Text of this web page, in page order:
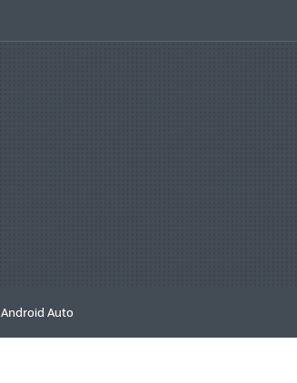
Android Auto